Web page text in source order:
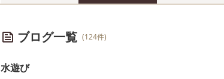
ブログ一覧 (124件)
水遊び